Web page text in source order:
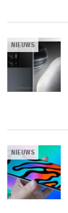
NIEUWS
NIEUWS